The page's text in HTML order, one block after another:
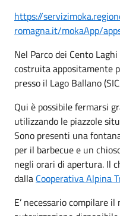
https://
romagna.it/mokaApp/
Nel Parco dei Cento
costruita appositamente
presso il Lago Ballano
Qui è possibile fermarsi
utilizzando le piazzole
Sono presenti una
per il barbecue e un
negli orari di apertura. Il
dalla Cooperativa Alpina
E’ necessario compilare